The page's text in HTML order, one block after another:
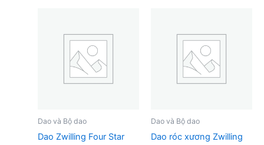
Dao và Bộ dao
Dao Zwilling Four Star
Dao và Bộ dao
Dao róc xương Zwilling